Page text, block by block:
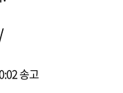
송고